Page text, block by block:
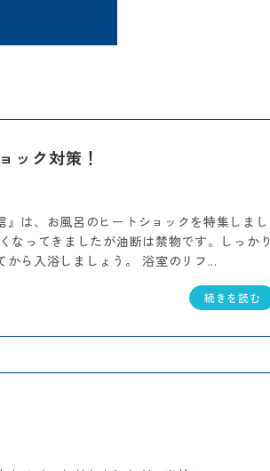
ック対策！
』は、お風呂のヒートショックを特集しまし
なってきましたが油断は禁物です。しっかり
から入浴しましょう。 浴室のリフ...
続きを読む